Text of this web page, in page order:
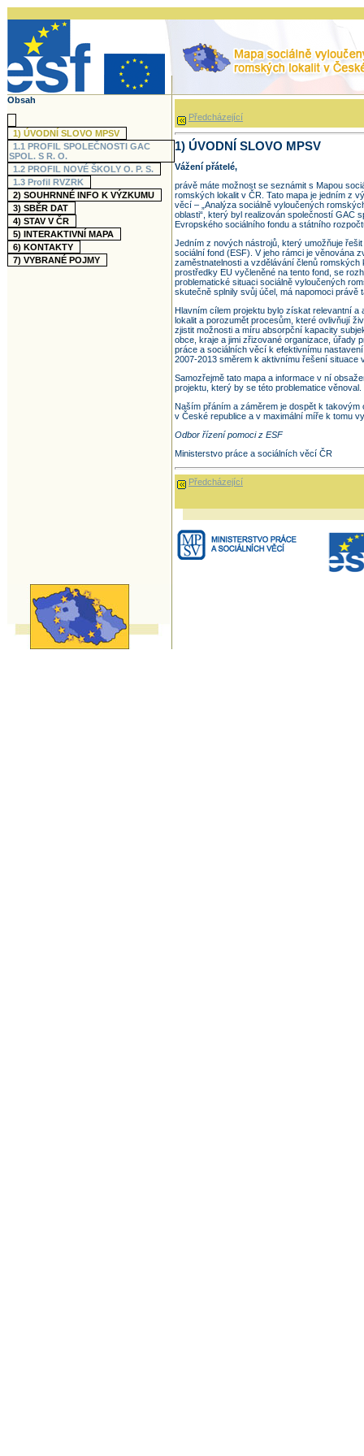
Obsah
1) ÚVODNÍ SLOVO MPSV
1.1 PROFIL SPOLEČNOSTI GAC
SPOL. S R. O.
1.2 PROFIL NOVÉ ŠKOLY O. P. S.
1.3 Profil RVZRK
2) SOUHRNNÉ INFO K VÝZKUMU
3) SBĚR DAT
4) STAV V ČR
5) INTERAKTIVNÍ MAPA
6) KONTAKTY
7) VYBRANÉ POJMY
Předcházející
1) ÚVODNÍ SLOVO MPSV
Vážení přátelé,
právě máte možnost se seznámit s Mapou
romských lokalit v ČR. Tato mapa je jedním z
věcí – „Analýza sociálně vyloučených
oblasti“, který byl realizován společností GAC
Evropského sociálního fondu a státního
Jedním z nových nástrojů, který umožňuje
sociální fond (ESF). V jeho rámci je věnována
zaměstnatelnosti a vzdělávání členů
prostředky EU vyčleněné na tento fond, se
problematické situaci sociálně vyloučených
skutečně splnily svůj účel, má napomoci právě
Hlavním cílem projektu bylo získat relevantní
lokalit a porozumět procesům, které ovlivňují
zjistit možnosti a míru absorpční kapacity
obce, kraje a jimi zřizované organizace, úřady
práce a sociálních věcí k efektivnímu
2007-2013 směrem k aktivnímu řešení
Samozřejmě tato mapa a informace v ní
projektu, který by se této problematice věnoval.
Naším přáním a záměrem je dospět k
v České republice a v maximální míře k tomu
Odbor řízení pomoci z ESF
Ministerstvo práce a sociálních věcí ČR
Předcházející